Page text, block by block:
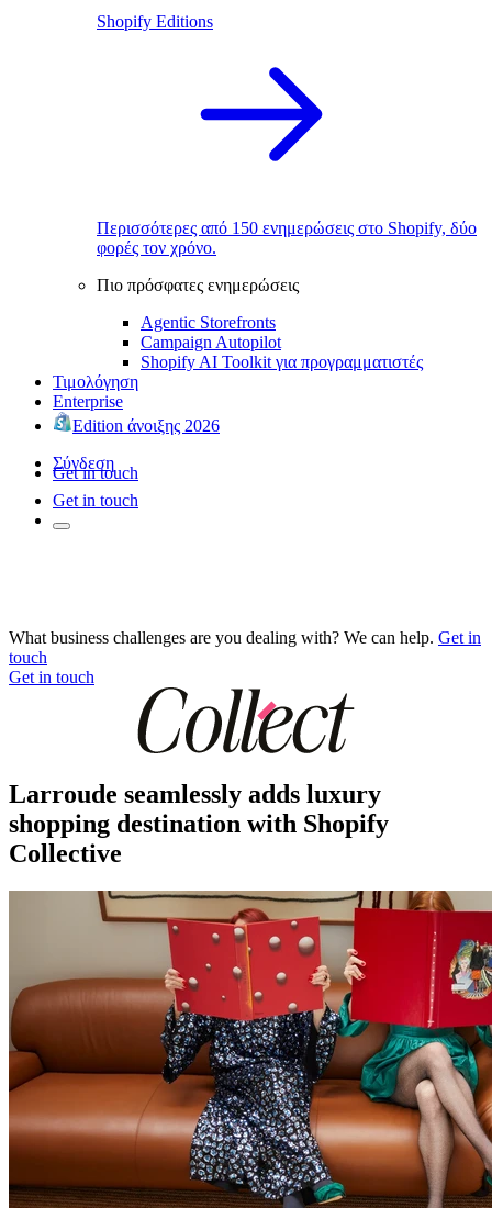
Shopify Editions
Περισσότερες από 150 ενημερώσεις στο Shopify, δύο
φορές τον χρόνο.
Πιο πρόσφατες ενημερώσεις
Agentic Storefronts
Campaign Autopilot
Shopify AI Toolkit για προγραμματιστές
Τιμολόγηση
Enterprise
Edition άνοιξης 2026
Σύνδεση
Get in touch
Get in touch
What business challenges are you dealing with? We can help. Get in
touch
Get in touch
Larroude seamlessly adds luxury
shopping destination with Shopify
Collective